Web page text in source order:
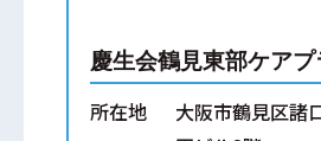
慶生会鶴見東部ケア
所在地
大阪市鶴見区諸